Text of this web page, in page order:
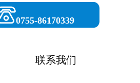
联系我们
0755-86170339